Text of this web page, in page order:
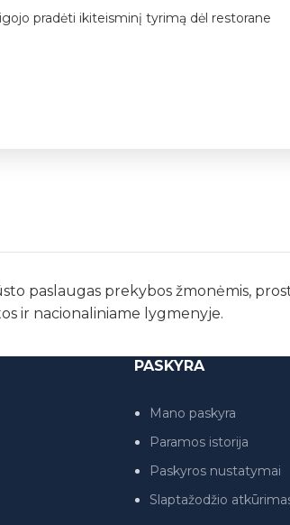
pradėti ikiteisminį tyrimą dėl restorane
paslaugas prekybos žmonėmis,
ir nacionaliniame lygmenyje.
PASKYRA
Mano paskyra
Paramos istorija
Paskyros nustatymai
Slaptažodžio